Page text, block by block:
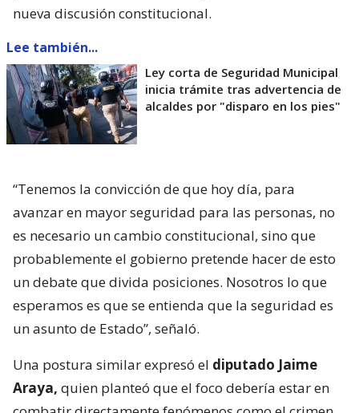
nueva discusión constitucional.
Lee también...
Ley corta de Seguridad Municipal
inicia trámite tras advertencia de
alcaldes por "disparo en los pies"
“Tenemos la convicción de que hoy día, para
avanzar en mayor seguridad para las personas, no
es necesario un cambio constitucional, sino que
probablemente el gobierno pretende hacer de esto
un debate que divida posiciones. Nosotros lo que
esperamos es que se entienda que la seguridad es
un asunto de Estado”, señaló.
Una postura similar expresó el diputado Jaime
Araya, quien planteó que el foco debería estar en